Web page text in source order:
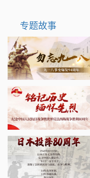
专题故事